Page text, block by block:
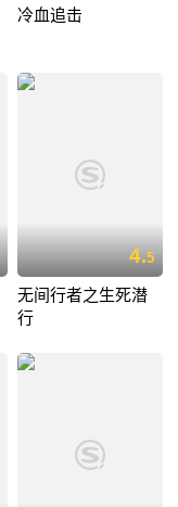
冷血追击
4.5
无间行者之生死潜
行